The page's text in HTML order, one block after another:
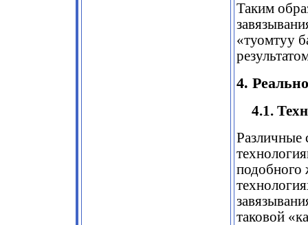
Таким
«туомтуу
4.
4.1.
Различные
подобного
таковой